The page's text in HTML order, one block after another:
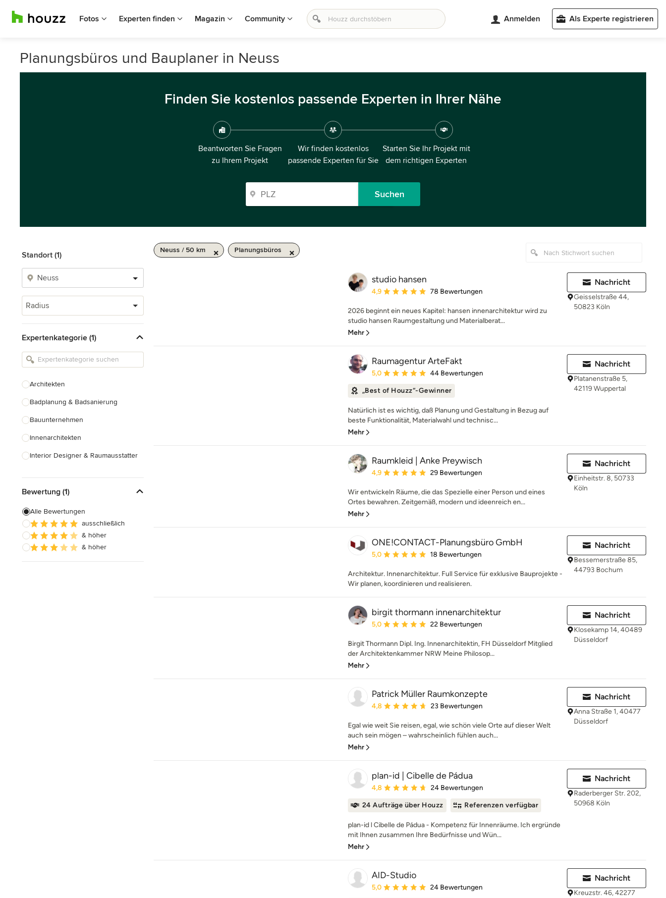
Fotos Experten finden Magazin Community Anmelden Als Experte registrieren
Planungsbüros und Bauplaner in Neuss
Finden Sie kostenlos passende Experten in Ihrer Nähe
Beantworten Sie Fragen
zu Ihrem Projekt
Wir finden kostenlos
passende Experten für Sie
Starten Sie Ihr Projekt mit
dem richtigen Experten
Suchen
Standort (1)
Radius
Expertenkategorie (1)
Architekten
Badplanung & Badsanierung
Bauunternehmen
Innenarchitekten
Interior Designer & Raumausstatter
Landschaftsarchitekten
Armaturen & Sanitärbedarf
Beleuchtung
Einbauschränke
Bewertung (1)
Alle Bewertungen
ausschließlich
& höher
& höher
Neuss / 50 km Planungsbüros
studio hansen
Durchschnittliche Bewertung: 4.9 von 5 Sternen
4,9 78 Bewertungen
2026 beginnt ein neues Kapitel: hansen innenarchitektur wird zu
studio hansen Raumgestaltung und Materialberat...
Mehr
Nachricht
Geisselstraße 44,
50823 Köln
Raumagentur ArteFakt
Durchschnittliche Bewertung: 5 von 5 Sternen
5,0 44 Bewertungen
„Best of Houzz“-Gewinner
Natürlich ist es wichtig, daß Planung und Gestaltung in Bezug auf
beste Funktionalität, Materialwahl und technisc...
Mehr
Nachricht
Platanenstraße 5,
42119 Wuppertal
Raumkleid | Anke Preywisch
Durchschnittliche Bewertung: 4.9 von 5 Sternen
4,9 29 Bewertungen
Wir entwickeln Räume, die das Spezielle einer Person und eines
Ortes bewahren. Zeitgemäß, modern und ideenreich en...
Mehr
Nachricht
Einheitstr. 8, 50733
Köln
ONE!CONTACT-Planungsbüro GmbH
Durchschnittliche Bewertung: 5 von 5 Sternen
5,0 18 Bewertungen
Architektur. Innenarchitektur. Full Service für exklusive Bauprojekte -
Wir planen, koordinieren und realisieren.
Nachricht
Bessemerstraße 85,
44793 Bochum
birgit thormann innenarchitektur
Durchschnittliche Bewertung: 5 von 5 Sternen
5,0 22 Bewertungen
Birgit Thormann Dipl. Ing. Innenarchitektin, FH Düsseldorf Mitglied
der Architektenkammer NRW Meine Philosop...
Mehr
Nachricht
Klosekamp 14, 40489
Düsseldorf
Patrick Müller Raumkonzepte
Durchschnittliche Bewertung: 4.8 von 5 Sternen
4,8 23 Bewertungen
Egal wie weit Sie reisen, egal, wie schön viele Orte auf dieser Welt
auch sein mögen – wahrscheinlich fühlen auch...
Mehr
Nachricht
Anna Straße 1, 40477
Düsseldorf
plan-id | Cibelle de Pádua
Durchschnittliche Bewertung: 4.8 von 5 Sternen
4,8 24 Bewertungen
24 Aufträge über Houzz Referenzen verfügbar
plan-id l Cibelle de Pádua - Kompetenz für Innenräume. Ich ergründe
mit Ihnen zusammen Ihre Bedürfnisse und Wün...
Mehr
Nachricht
Raderberger Str. 202,
50968 Köln
AID-Studio
Durchschnittliche Bewertung: 5 von 5 Sternen
5,0 24 Bewertungen
Nachricht
Kreuzstr. 46, 42277